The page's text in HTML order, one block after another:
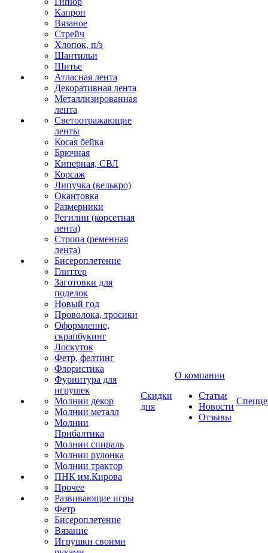
Капрон
Вязаное
Стрейч
Хлопок, п/э
Шантильи
Шитье
Атласная лента
Декоративная лента
Металлизированная
лента
Светоотражающие
ленты
Косая бейка
Брючная
Киперная, СВЛ
Корсаж
Липучка (велькро)
Окантовка
Размерники
Регилин (корсетная
лента)
Стропа (ременная
лента)
Бисероплетение
Глиттер
Заготовки для
поделок
Новый год
Проволока, тросики
Оформление,
скрапбукинг
Лоскуток
Фетр, фелтинг
Флористика
Фурнитура для
игрушек
Молнии декор
Молнии металл
Молнии
Прибалтика
Молнии спираль
Молнии рулонка
Молнии трактор
ПНК им.Кирова
Прочее
Развивающие игры
Фетр
Бисероплетение
Вязание
Игрушки своими
Скидки
дня
О компании
Статьи
Новости
Отзывы